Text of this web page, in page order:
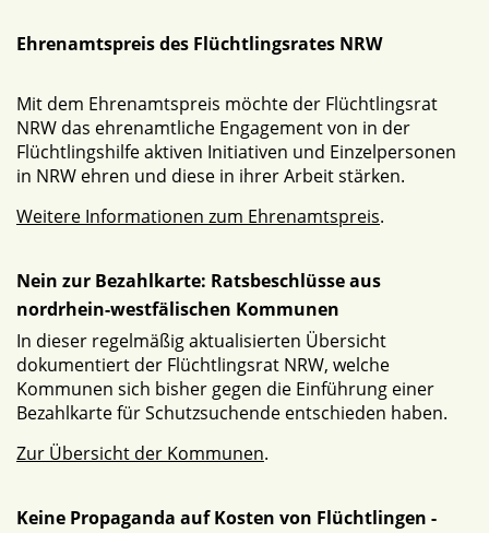
Ehrenamtspreis des Flüchtlingsrates NRW
Mit dem Ehrenamtspreis möchte der Flüchtlingsrat
NRW das ehrenamtliche Engagement von in der
Flüchtlingshilfe aktiven Initiativen und Einzelpersonen
in NRW ehren und diese in ihrer Arbeit stärken.
Weitere Informationen zum Ehrenamtspreis.
Nein zur Bezahlkarte: Ratsbeschlüsse aus
nordrhein-westfälischen Kommunen
In dieser regelmäßig aktualisierten Übersicht
dokumentiert der Flüchtlingsrat NRW, welche
Kommunen sich bisher gegen die Einführung einer
Bezahlkarte für Schutzsuchende entschieden haben.
Zur Übersicht der Kommunen.
Keine Propaganda auf Kosten von Flüchtlingen -